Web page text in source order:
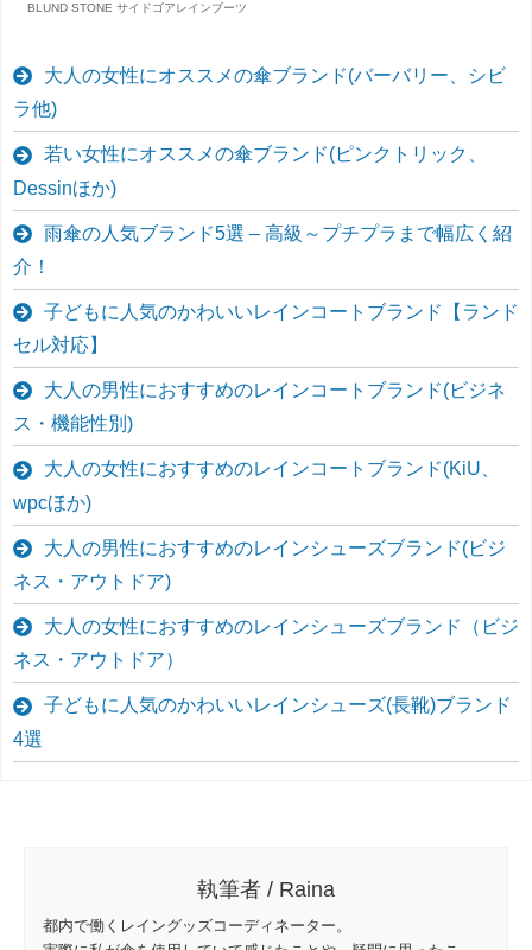
BLUND STONE サイドゴアレインブーツ
大人の女性にオススメの傘ブランド(バーバリー、シビ
ラ他)
若い女性にオススメの傘ブランド(ピンクトリック、
Dessinほか)
雨傘の人気ブランド5選 – 高級～プチプラまで幅広く紹
介！
子どもに人気のかわいいレインコートブランド【ランド
セル対応】
大人の男性におすすめのレインコートブランド(ビジネ
ス・機能性別)
大人の女性におすすめのレインコートブランド(KiU、
wpcほか)
大人の男性におすすめのレインシューズブランド(ビジ
ネス・アウトドア)
大人の女性におすすめのレインシューズブランド（ビジ
ネス・アウトドア）
子どもに人気のかわいいレインシューズ(長靴)ブランド
4選
執筆者 / Raina
都内で働くレイングッズコーディネーター。